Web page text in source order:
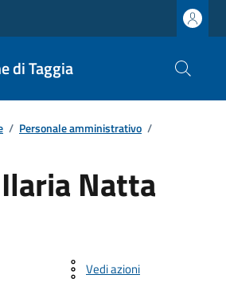
di Taggia
/ Personale amministrativo /
Natta
Vedi azioni